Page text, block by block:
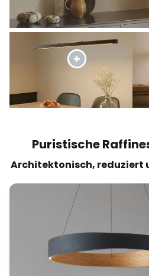
Puristische
Architektonisch, reduziert